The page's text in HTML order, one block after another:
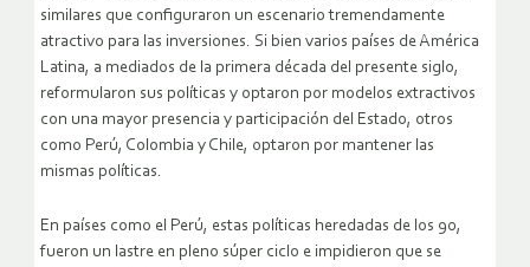
similares que configuraron un escenario tremendamente
atractivo para las inversiones. Si bien varios países de América
Latina, a mediados de la primera década del presente siglo,
reformularon sus políticas y optaron por modelos extractivos
con una mayor presencia y participación del Estado, otros
como Perú, Colombia y Chile, optaron por mantener las
mismas políticas.
En países como el Perú, estas políticas heredadas de los 90,
fueron un lastre en pleno súper ciclo e impidieron que se